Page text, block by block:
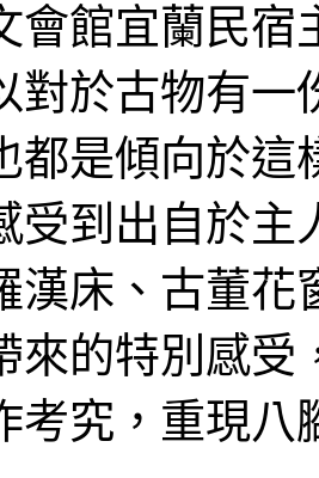
民宿線上廣告
要曝光快來電
會館宜蘭民宿
對於古物有
都是傾向於這
受到出自於主
漢床、古董花
來的特別感受
考究，重現八